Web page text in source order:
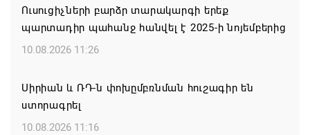
Ուսուցիչների բարձր տարակարգի երեք
պարտադիր պահանջ հանվել է 2025-ի նոյեմբերից
10.08.2026 11:26
Սիրիան և ՌԴ-ն փոխըմբռնման հուշագիր են
ստորագրել
10.08.2026 11:16